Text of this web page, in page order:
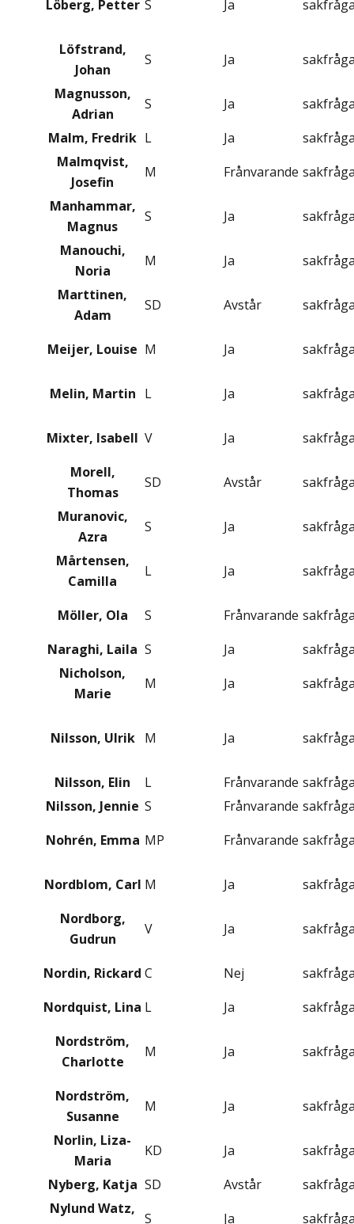
Löberg, Petter S Ja
Löfstrand,
Johan
S Ja
Magnusson,
Adrian
S Ja
Malm, Fredrik L Ja
Malmqvist,
Josefin
M Frånvarande
Manhammar,
Magnus
S Ja
Manouchi,
Noria
M Ja
Marttinen,
Adam
SD Avstår
Meijer, Louise M Ja
Melin, Martin L Ja
Mixter, Isabell V Ja
Morell,
Thomas
SD Avstår
Muranovic,
Azra
S Ja
Mårtensen,
Camilla
L Ja
Möller, Ola S Frånvarande
Naraghi, Laila S Ja
Nicholson,
Marie
M Ja
Nilsson, Ulrik M Ja
Nilsson, Elin L Frånvarande
Nilsson, Jennie S Frånvarande
Nohrén, Emma MP Frånvarande
Nordblom, Carl M Ja
Nordborg,
Gudrun
V Ja
Nordin, Rickard C Nej
Nordquist, Lina L Ja
Nordström,
Charlotte
M Ja
Nordström,
Susanne
M Ja
Norlin, Liza-
Maria
KD Ja
Nyberg, Katja SD Avstår
Nylund Watz,
S Ja